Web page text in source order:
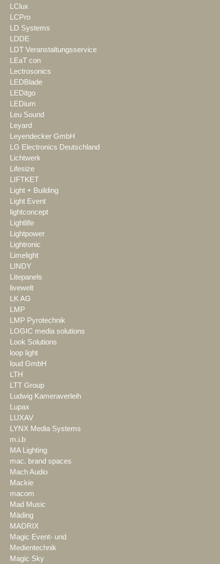
LClux
LCPro
LD Systems
LDDE
LDT Veranstaltungsservice
LEaT con
Lectrosonics
LEDBlade
LEDitgo
LEDium
Leu Sound
Leyard
Leyendecker GmbH
LG Electronics Deutschland
Lichtwerk
Lifesize
LIFTKET
Light + Building
Light Event
lightconcept
Lightlife
Lightpower
Lightronic
Limelight
LINDY
Litepanels
livewelt
LK AG
LMP
LMP Pyrotechnik
LOGIC media solutions
Look Solutions
loop light
loud GmbH
LTH
LTT Group
Ludwig Kameraverleih
Lupax
LUXAV
LYNX Media Systems
m.i.b
MA Lighting
mac. brand spaces
Mach Audio
Mackie
macom
Mad Music
Mäding
MADRIX
Magic Event- und
Medientechnik
Magic Sky